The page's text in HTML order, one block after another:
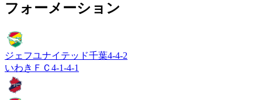
フォーメーション
ジェフユナイテッド千葉4-4-2
いわきＦＣ 4-1-4-1